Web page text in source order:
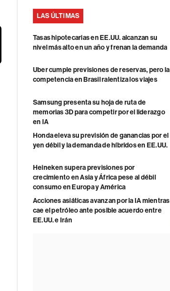
LAS ÚLTIMAS
Tasas hipotecarias en EE.UU. alcanzan su
nivel más alto en un año y frenan la demanda
Uber cumple previsiones de reservas, pero la
competencia en Brasil ralentiza los viajes
Samsung presenta su hoja de ruta de
memorias 3D para competir por el liderazgo
en IA
Honda eleva su previsión de ganancias por el
yen débil y la demanda de híbridos en EE.UU.
Heineken supera previsiones por
crecimiento en Asia y África pese al débil
consumo en Europa y América
Acciones asiáticas avanzan por la IA mientras
cae el petróleo ante posible acuerdo entre
EE.UU. e Irán